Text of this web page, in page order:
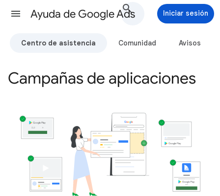
Ayuda de Google Ads Iniciar sesión
Centro de asistencia Comunidad Avisos
Campañas de aplicaciones